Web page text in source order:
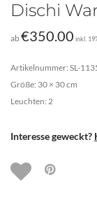
Dischi
ab€350.00 inkl.
Artikelnummer: SL-
Größe: 30 × 30 cm
Leuchten: 2
Interesse geweckt?